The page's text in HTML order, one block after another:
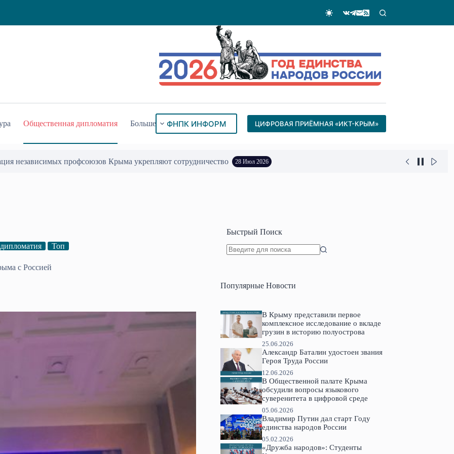
Общественная дипломатия Больше ФНПК ИНФОРМ ЦИФРОВАЯ ПРИЁМНАЯ «ИКТ-КРЫМ»
знака «За гражданское служение» 17 Июл 2026
Топ
с Россией
Быстрый Поиск
Популярные Новости
В Крыму представили первое
комплексное исследование о вкладе
грузин в историю полуострова
25.06.2026
Александр Баталин удостоен звания
Героя Труда России
12.06.2026
В Общественной палате Крыма
обсудили вопросы языкового
суверенитета в цифровой среде
05.06.2026
Владимир Путин дал старт Году
единства народов России
05.02.2026
«Дружба народов»: Студенты